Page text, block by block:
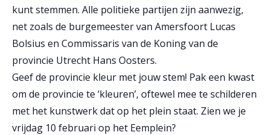
kunt stemmen. Alle politieke partijen zijn aanwezig,
net zoals de burgemeester van Amersfoort Lucas
Bolsius en Commissaris van de Koning van de
provincie Utrecht Hans Oosters.
Geef de provincie kleur met jouw stem! Pak een kwast
om de provincie te ‘kleuren’, oftewel mee te schilderen
met het kunstwerk dat op het plein staat. Zien we je
vrijdag 10 februari op het Eemplein?